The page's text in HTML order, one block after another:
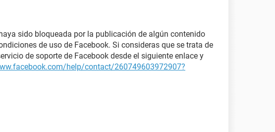
sido bloqueada por la publicación de algún contenido
de uso de Facebook. Si consideras que se trata de
de soporte de Facebook desde el siguiente enlace y
help/contact/260749603972907?